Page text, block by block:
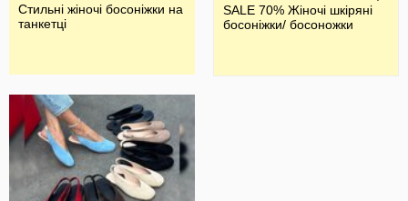
Стильні жіночі босоніжки на
танкетці
SALE 70% Жіночі шкіряні
босоніжки/ босоножки